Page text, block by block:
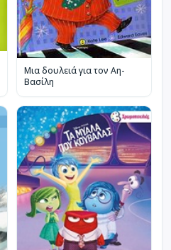
Μια δουλειά για τον Αη-
Βασίλη